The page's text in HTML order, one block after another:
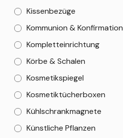
Kissenbezüge
Kommunion & Konfirmation
Kompletteinrichtung
Körbe & Schalen
Kosmetikspiegel
Kosmetiktücherboxen
Kühlschrankmagnete
Künstliche Pflanzen